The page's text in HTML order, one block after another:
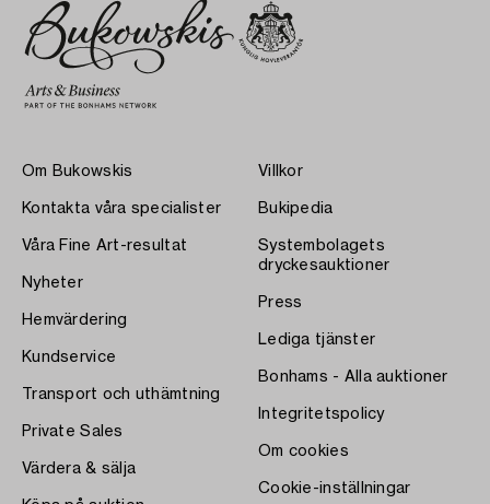
Om Bukowskis
Kontakta våra specialister
Våra Fine Art-resultat
Nyheter
Hemvärdering
Kundservice
Transport och uthämtning
Private Sales
Värdera & sälja
Villkor
Bukipedia
Systembolagets
dryckesauktioner
Press
Lediga tjänster
Bonhams - Alla auktioner
Integritetspolicy
Om cookies
Cookie-inställningar